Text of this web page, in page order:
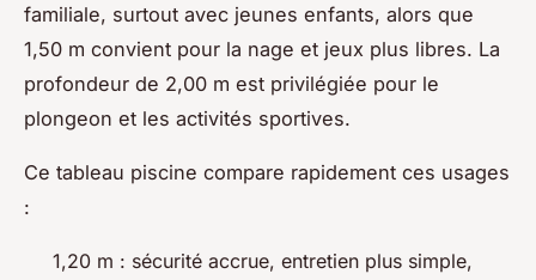
familiale, surtout avec jeunes enfants, alors que
1,50 m convient pour la nage et jeux plus libres. La
profondeur de 2,00 m est privilégiée pour le
plongeon et les activités sportives.
Ce tableau piscine compare rapidement ces usages
:
1,20 m : sécurité accrue, entretien plus simple,